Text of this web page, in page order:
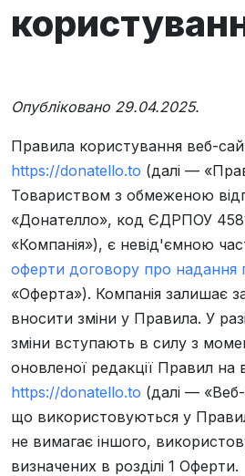
Опубліковано 29.04.2025.
Правила користування веб-
https://donatello.to (далі —
Товариством з обмеженою
«Донателло», код ЄДРПОУ
«Компанія»), є невід'ємною
оферти договору про надання
«Оферта»). Компанія залишає
вносити зміни у Правила. У
зміни вступають в силу з
оновленої редакції Правил на
https://donatello.to (далі — «Веб-
що використовуються у
не вимагає іншого,
визначених в розділі 1 Оферти.